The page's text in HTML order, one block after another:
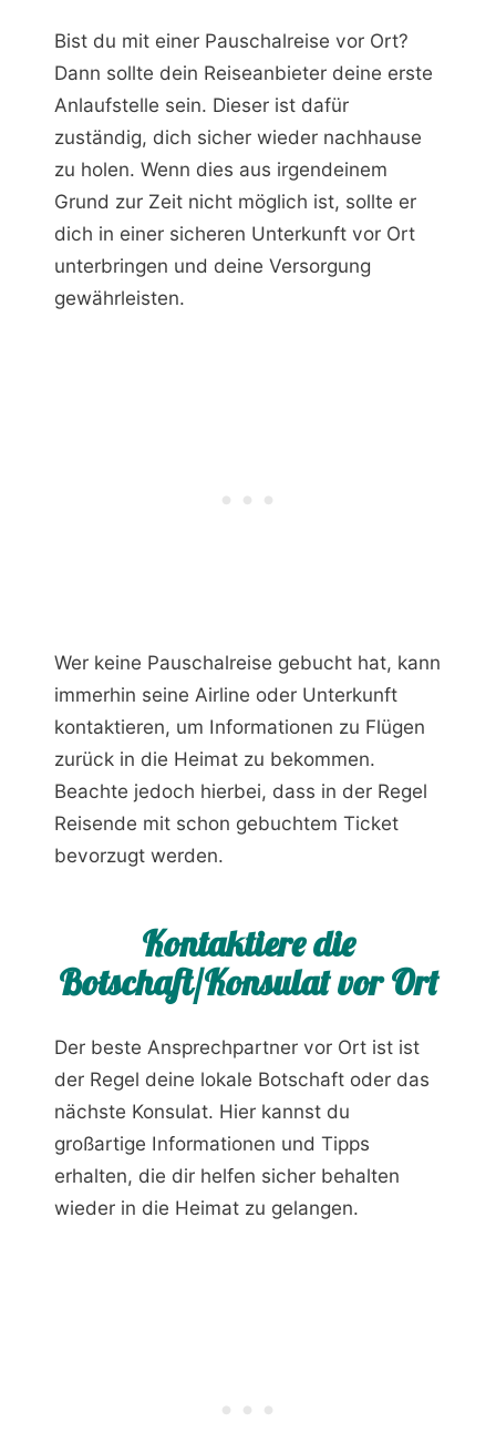
Bist du mit einer Pauschalreise vor Ort?
Dann sollte dein Reiseanbieter deine erste
Anlaufstelle sein. Dieser ist dafür
zuständig, dich sicher wieder nachhause
zu holen. Wenn dies aus irgendeinem
Grund zur Zeit nicht möglich ist, sollte er
dich in einer sicheren Unterkunft vor Ort
unterbringen und deine Versorgung
gewährleisten.
Wer keine Pauschalreise gebucht hat, kann
immerhin seine Airline oder Unterkunft
kontaktieren, um Informationen zu Flügen
zurück in die Heimat zu bekommen.
Beachte jedoch hierbei, dass in der Regel
Reisende mit schon gebuchtem Ticket
bevorzugt werden.
Kontaktiere die
Botschaft/Konsulat vor Ort
Der beste Ansprechpartner vor Ort ist ist
der Regel deine lokale Botschaft oder das
nächste Konsulat. Hier kannst du
großartige Informationen und Tipps
erhalten, die dir helfen sicher behalten
wieder in die Heimat zu gelangen.